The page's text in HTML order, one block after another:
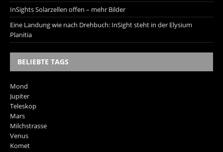
InSights Solarzellen offen – mehr Bilder
Eine Landung wie nach Drehbuch: InSight steht in der Elysium
Planitia
BELIEBTE TAGS
Mond
Jupiter
Teleskop
Mars
Milchstrasse
Venus
Komet